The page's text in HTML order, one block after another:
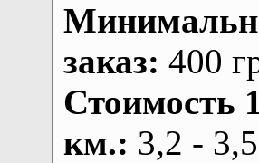
заказ: 400
Стоимость
км.: 3,2 -